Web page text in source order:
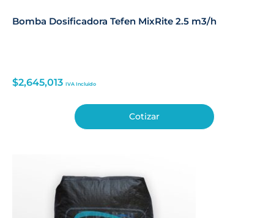
Bomba Dosificadora Tefen MixRite 2.5 m3/h
$2,645,013 IVA Incluido
Cotizar